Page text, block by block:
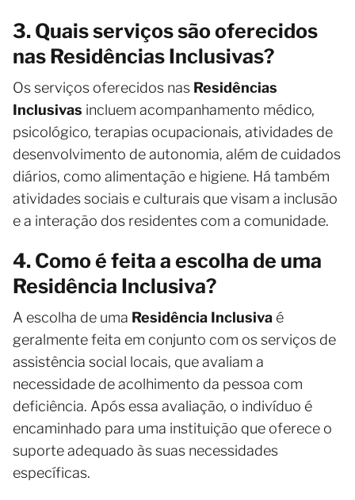
3. Quais serviços são oferecidos
nas Residências Inclusivas?
Os serviços oferecidos nas Residências
Inclusivas incluem acompanhamento médico,
psicológico, terapias ocupacionais, atividades de
desenvolvimento de autonomia, além de cuidados
diários, como alimentação e higiene. Há também
atividades sociais e culturais que visam a inclusão
e a interação dos residentes com a comunidade.
4. Como é feita a escolha de uma
Residência Inclusiva?
A escolha de uma Residência Inclusiva é
geralmente feita em conjunto com os serviços de
assistência social locais, que avaliam a
necessidade de acolhimento da pessoa com
deficiência. Após essa avaliação, o indivíduo é
encaminhado para uma instituição que oferece o
suporte adequado às suas necessidades
específicas.